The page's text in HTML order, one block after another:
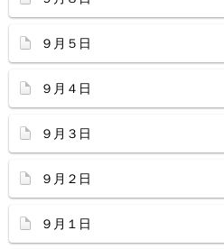
９月５日
９月４日
９月３日
９月２日
９月１日